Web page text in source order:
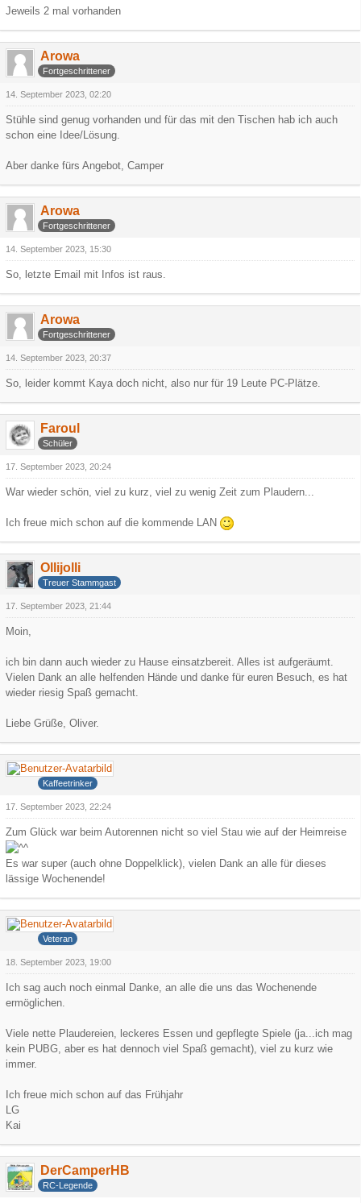
Jeweils 2 mal vorhanden
Arowa
Fortgeschrittener
14. September 2023, 02:20
Stühle sind genug vorhanden und für das mit den Tischen hab ich auch
schon eine Idee/Lösung.
Aber danke fürs Angebot, Camper
Arowa
Fortgeschrittener
14. September 2023, 15:30
So, letzte Email mit Infos ist raus.
Arowa
Fortgeschrittener
14. September 2023, 20:37
So, leider kommt Kaya doch nicht, also nur für 19 Leute PC-Plätze.
Faroul
Schüler
17. September 2023, 20:24
War wieder schön, viel zu kurz, viel zu wenig Zeit zum Plaudern...
Ich freue mich schon auf die kommende LAN
Ollijolli
Treuer Stammgast
17. September 2023, 21:44
Moin,
ich bin dann auch wieder zu Hause einsatzbereit. Alles ist aufgeräumt.
Vielen Dank an alle helfenden Hände und danke für euren Besuch, es hat
wieder riesig Spaß gemacht.
Liebe Grüße, Oliver.
Hank
Kaffeetrinker
17. September 2023, 22:24
Zum Glück war beim Autorennen nicht so viel Stau wie auf der Heimreise
Es war super (auch ohne Doppelklick), vielen Dank an alle für dieses
lässige Wochenende!
Iceman
Veteran
18. September 2023, 19:00
Ich sag auch noch einmal Danke, an alle die uns das Wochenende
ermöglichen.
Viele nette Plaudereien, leckeres Essen und gepflegte Spiele (ja...ich mag
kein PUBG, aber es hat dennoch viel Spaß gemacht), viel zu kurz wie
immer.
Ich freue mich schon auf das Frühjahr
LG
Kai
DerCamperHB
RC-Legende